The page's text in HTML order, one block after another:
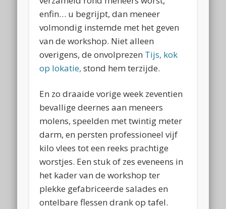
enfin… u begrijpt, dan meneer
volmondig instemde met het geven
van de workshop. Niet alleen
overigens, de onvolprezen Tijs, kok
op lokatie,stond hem terzijde.
En zo draaide vorige week zeventien
bevallige deernes aan meneers
molens, speelden met twintig meter
darm, en persten professioneel vijf
kilo vlees tot een reeks prachtige
worstjes. Een stuk of zes eveneens in
het kader van de workshop ter
plekke gefabriceerde salades en
ontelbare flessen drank op tafel.